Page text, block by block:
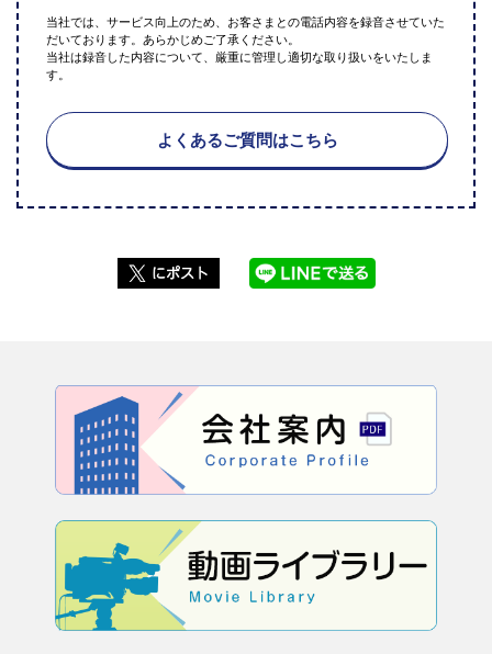
当社では、サービス向上のため、お客さまとの電話内容を録音させていた
だいております。あらかじめご了承ください。
当社は録音した内容について、厳重に管理し適切な取り扱いをいたしま
す。
よくあるご質問はこちら